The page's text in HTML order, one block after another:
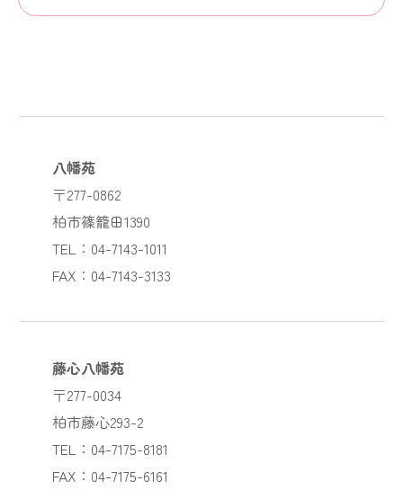
八幡苑
〒277-0862
柏市篠籠田1390
TEL：04-7143-1011
FAX：04-7143-3133
藤心八幡苑
〒277-0034
柏市藤心293-2
TEL：04-7175-8181
FAX：04-7175-6161